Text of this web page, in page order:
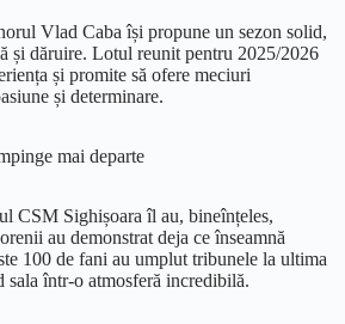
Vlad Caba își propune un sezon solid,
și dăruire. Lotul reunit pentru 2025/2026
și promite să ofere meciuri
și determinare.
mai departe
CSM Sighișoara îl au, bineînțeles,
au demonstrat deja ce înseamnă
100 de fani au umplut tribunele la ultima
sala într-o atmosferă incredibilă.